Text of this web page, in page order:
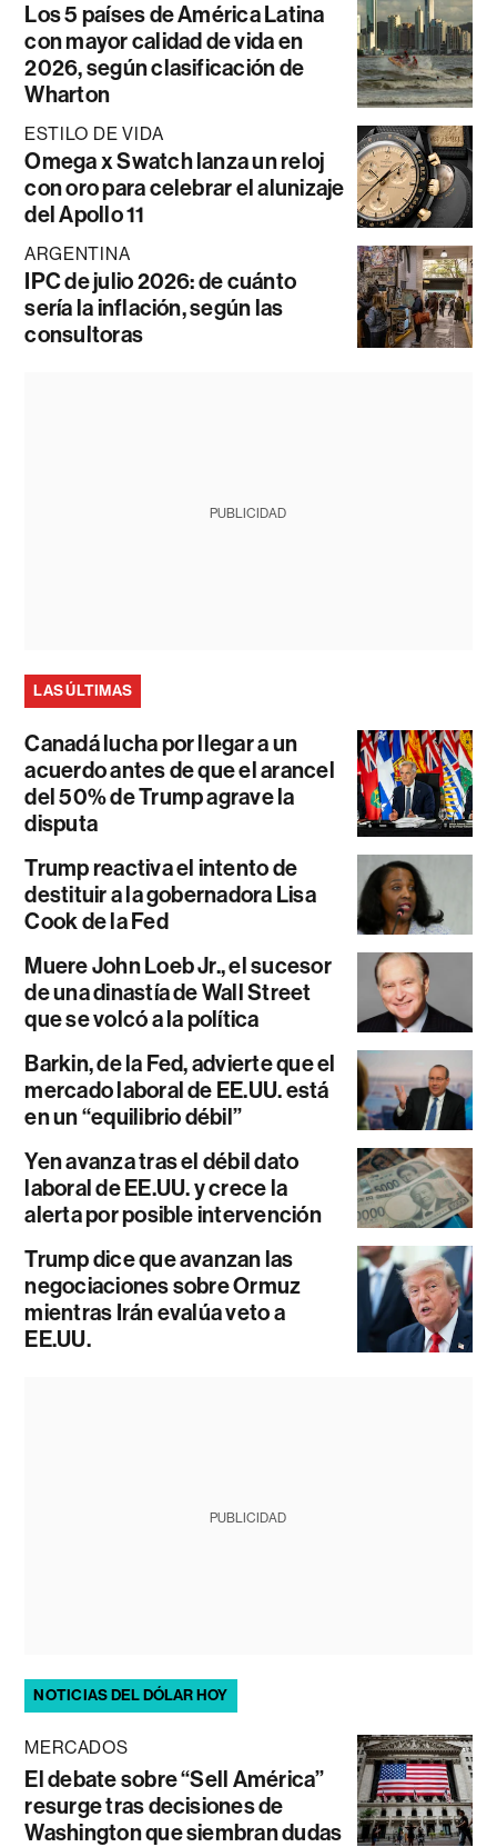
Los 5 países de América Latina
con mayor calidad de vida en
2026, según clasificación de
Wharton
ESTILO DE VIDA
Omega x Swatch lanza un reloj
con oro para celebrar el alunizaje
del Apollo 11
ARGENTINA
IPC de julio 2026: de cuánto
sería la inflación, según las
consultoras
PUBLICIDAD
LAS ÚLTIMAS
Canadá lucha por llegar a un
acuerdo antes de que el arancel
del 50% de Trump agrave la
disputa
Trump reactiva el intento de
destituir a la gobernadora Lisa
Cook de la Fed
Muere John Loeb Jr., el sucesor
de una dinastía de Wall Street
que se volcó a la política
Barkin, de la Fed, advierte que el
mercado laboral de EE.UU. está
en un “equilibrio débil”
Yen avanza tras el débil dato
laboral de EE.UU. y crece la
alerta por posible intervención
Trump dice que avanzan las
negociaciones sobre Ormuz
mientras Irán evalúa veto a
EE.UU.
PUBLICIDAD
NOTICIAS DEL DÓLAR HOY
MERCADOS
El debate sobre “Sell América”
resurge tras decisiones de
Washington que siembran dudas